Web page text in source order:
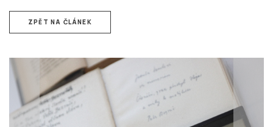
ZPĚT NA ČLÁNEK